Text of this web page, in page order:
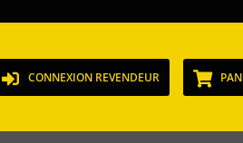
CONNEXION REVENDEUR